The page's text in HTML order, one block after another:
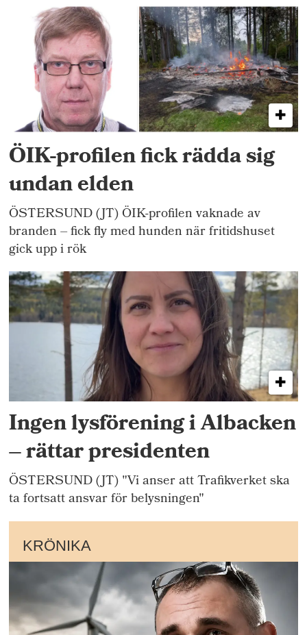
ÖIK-profilen fick rädda sig
undan elden
ÖSTERSUND (JT) ÖIK-profilen vaknade av
branden – fick fly med hunden när fritidshuset
gick upp i rök
Ingen lysförening i Albacken
– rättar presidenten
ÖSTERSUND (JT) "Vi anser att Trafikverket ska
ta fortsatt ansvar för belysningen"
KRÖNIKA